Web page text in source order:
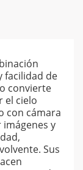
facilidad de
convierte
el cielo
con cámara
y
Sus